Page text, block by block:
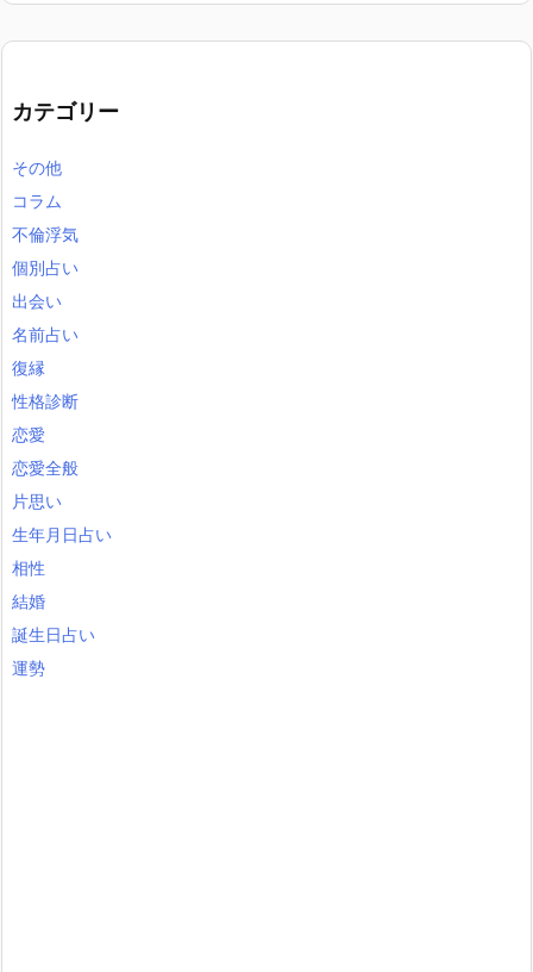
カテゴリー
その他
コラム
不倫浮気
個別占い
出会い
名前占い
復縁
性格診断
恋愛
恋愛全般
片思い
生年月日占い
相性
結婚
誕生日占い
運勢